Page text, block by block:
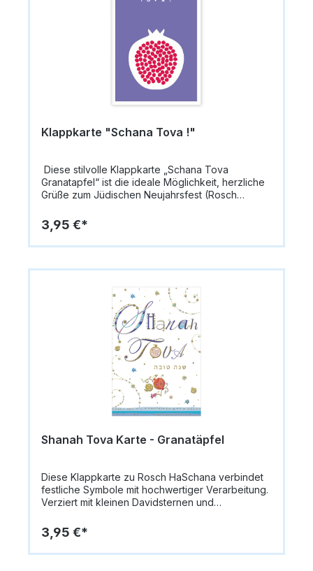
Klappkarte "Schana Tova !"
Diese stilvolle Klappkarte „Schana Tova
Granatapfel“ ist die ideale Möglichkeit, herzliche
Grüße zum Jüdischen Neujahrsfest (Rosch
hochwertigem Premium-Designpapier (300 g/qm)
besticht die Karte durch ihre edle Haptik und
hochwertige Verarbeitung.Die Vorderseite zeigt
Fruchtbarkeit, Segen und Fülle und trägt den
Karte blanko, sodass persönliche Wünsche
individuell eingetragen werden können. Geliefert
wird die Karte mit einem passenden
Briefumschlag (Format B6, 17,6 x 12,5 cm) –
perfekt zum Verschenken oder
Verschicken.Format Karte: 12,0 x 16,5 cmFormat
Briefumschlag: B6, 17,6 x 12,5 cmMaterial: Premium
Designpapier, 300 g/qmInnen: blanko für
persönliche NachrichtenAnlass: Jüdisches
Neujahrsfest / Rosch HaschanaMotiv: Granatapfel,
3,95 €*
Shanah Tova Karte - Granatäpfel
Diese Klappkarte zu Rosch HaSchana verbindet
festliche Symbole mit hochwertiger Verarbeitung.
Verziert mit kleinen Davidsternen und
Goldprägung, ist sie ein stilvolles Accessoire für
das Jüdische Neujahrsfest.Die Karte misst 14,8 x
10,5 cm (A6) und ist aus hochwertigem Papier
3,95 €*